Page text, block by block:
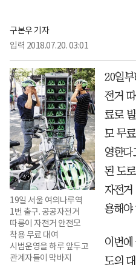
구본우 기자
입력 2018.07.20. 03:01
19일 서울 여의나루역
1번 출구. 공공자전거
따릉이 자전거 안전모
착용 무료 대여
시범운영을 하루 앞두고
관계자들이 막바지
20일
전거
료로
모 무
영한다
된 도
자전거
용해야
이번에
도의